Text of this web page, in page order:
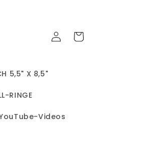
5,5" X 8,5"
RINGE
Videos
Einloggen
Warenkorb